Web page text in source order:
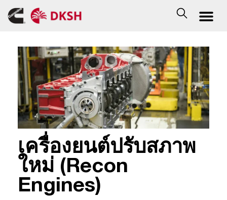
เครื่องยนต์ปรับสภาพ
ใหม่ (Recon
Engines)